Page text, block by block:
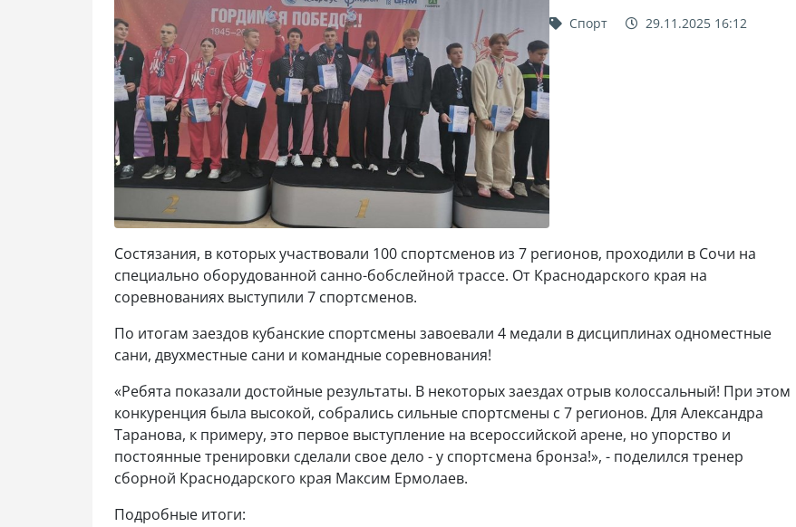
Спорт 29.11.2025 16:12
Состязания, в которых участвовали 100 спортсменов из 7 регионов, проходили в Сочи на
специально оборудованной санно-бобслейной трассе. От Краснодарского края на
соревнованиях выступили 7 спортсменов.
По итогам заездов кубанские спортсмены завоевали 4 медали в дисциплинах одноместные
сани, двухместные сани и командные соревнования!
«Ребята показали достойные результаты. В некоторых заездах отрыв колоссальный! При этом
конкуренция была высокой, собрались сильные спортсмены с 7 регионов. Для Александра
Таранова, к примеру, это первое выступление на всероссийской арене, но упорство и
постоянные тренировки сделали свое дело - у спортсмена бронза!», - поделился тренер
сборной Краснодарского края Максим Ермолаев.
Подробные итоги: